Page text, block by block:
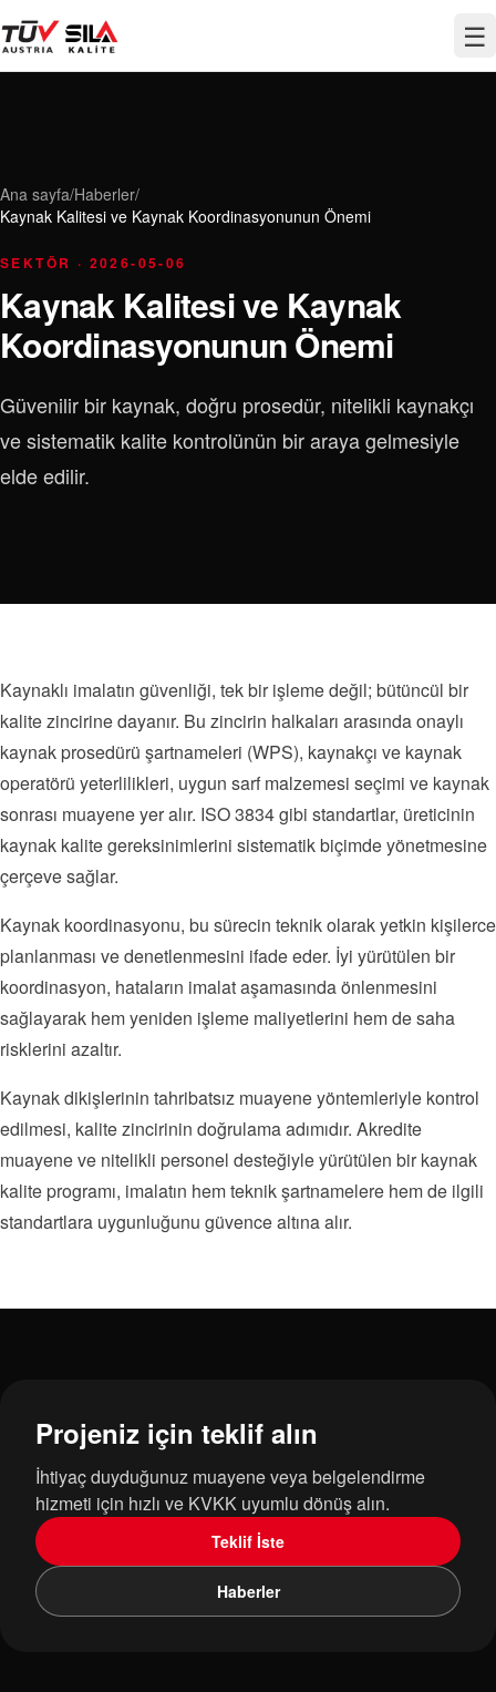
☰
Ana sayfa/Haberler/
Kaynak Kalitesi ve Kaynak Koordinasyonunun Önemi
SEKTÖR · 2026-05-06
Kaynak Kalitesi ve Kaynak
Koordinasyonunun Önemi
Güvenilir bir kaynak, doğru prosedür, nitelikli kaynakçı
ve sistematik kalite kontrolünün bir araya gelmesiyle
elde edilir.
Kaynaklı imalatın güvenliği, tek bir işleme değil; bütüncül bir
kalite zincirine dayanır. Bu zincirin halkaları arasında onaylı
kaynak prosedürü şartnameleri (WPS), kaynakçı ve kaynak
operatörü yeterlilikleri, uygun sarf malzemesi seçimi ve kaynak
sonrası muayene yer alır. ISO 3834 gibi standartlar, üreticinin
kaynak kalite gereksinimlerini sistematik biçimde yönetmesine
çerçeve sağlar.
Kaynak koordinasyonu, bu sürecin teknik olarak yetkin kişilerce
planlanması ve denetlenmesini ifade eder. İyi yürütülen bir
koordinasyon, hataların imalat aşamasında önlenmesini
sağlayarak hem yeniden işleme maliyetlerini hem de saha
risklerini azaltır.
Kaynak dikişlerinin tahribatsız muayene yöntemleriyle kontrol
edilmesi, kalite zincirinin doğrulama adımıdır. Akredite
muayene ve nitelikli personel desteğiyle yürütülen bir kaynak
kalite programı, imalatın hem teknik şartnamelere hem de ilgili
standartlara uygunluğunu güvence altına alır.
Projeniz için teklif alın
İhtiyaç duyduğunuz muayene veya belgelendirme
hizmeti için hızlı ve KVKK uyumlu dönüş alın.
Teklif İste
Haberler